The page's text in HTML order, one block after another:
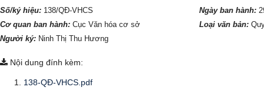
Số/ký hiệu: 138/QĐ-VHCS Ngày ban hành:
Cơ quan ban hành: Cục Văn hóa cơ sở Loại văn bản:
Người ký: Ninh Thị Thu Hương
Nội dung đính kèm:
138-QĐ-VHCS.pdf